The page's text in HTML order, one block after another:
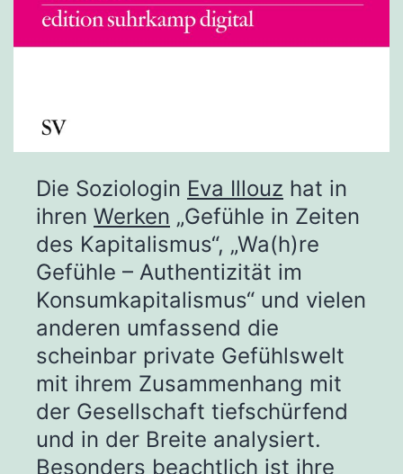
Die Soziologin Eva Illouz hat in
ihren Werken „Gefühle in Zeiten
des Kapitalismus“, „Wa(h)re
Gefühle – Authentizität im
Konsumkapitalismus“ und vielen
anderen umfassend die
scheinbar private Gefühlswelt
mit ihrem Zusammenhang mit
der Gesellschaft tiefschürfend
und in der Breite analysiert.
Besonders beachtlich ist ihre